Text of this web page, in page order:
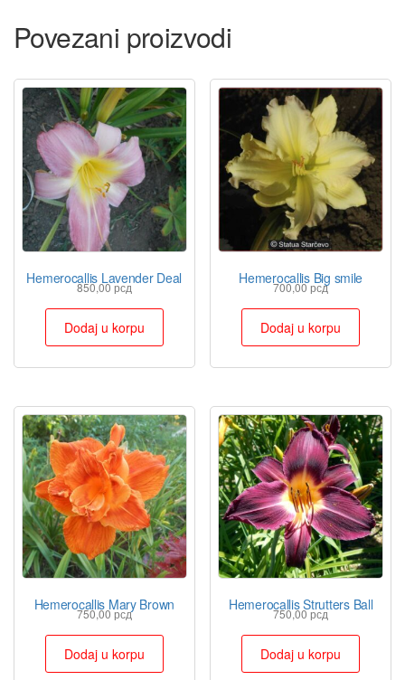
Povezani proizvodi
Hemerocallis Lavender Deal
850,00рсд
Dodaj u korpu
Hemerocallis Big smile
700,00рсд
Dodaj u korpu
Hemerocallis Mary Brown
750,00рсд
Dodaj u korpu
Hemerocallis Strutters Ball
750,00рсд
Dodaj u korpu